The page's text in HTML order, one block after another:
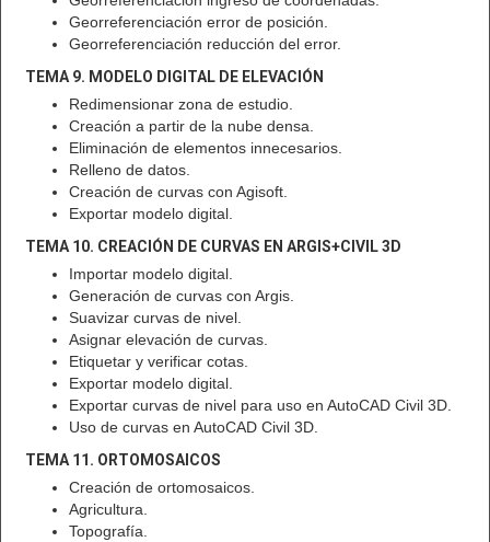
Georreferenciación error de posición.
Georreferenciación reducción del error.
TEMA 9. MODELO DIGITAL DE ELEVACIÓN
Redimensionar zona de estudio.
Creación a partir de la nube densa.
Eliminación de elementos innecesarios.
Relleno de datos.
Creación de curvas con Agisoft.
Exportar modelo digital.
TEMA 10. CREACIÓN DE CURVAS EN ARGIS+CIVIL 3D
Importar modelo digital.
Generación de curvas con Argis.
Suavizar curvas de nivel.
Asignar elevación de curvas.
Etiquetar y verificar cotas.
Exportar modelo digital.
Exportar curvas de nivel para uso en AutoCAD Civil 3D.
Uso de curvas en AutoCAD Civil 3D.
TEMA 11. ORTOMOSAICOS
Creación de ortomosaicos.
Agricultura.
Topografía.